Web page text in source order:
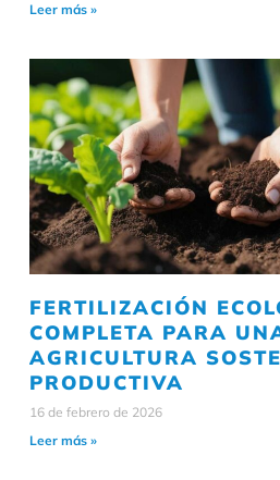
Leer más »
FERTILIZACIÓN
COMPLETA PARA
AGRICULTURA
PRODUCTIVA
16 de febrero de 2026
Leer más »